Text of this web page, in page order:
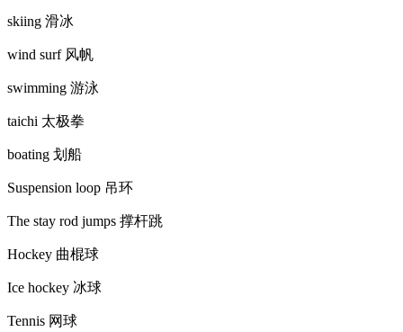
skiing 滑冰
wind surf 风帆
swimming 游泳
taichi 太极拳
boating 划船
Suspension loop 吊环
The stay rod jumps 撑杆跳
Hockey 曲棍球
Ice hockey 冰球
Tennis 网球